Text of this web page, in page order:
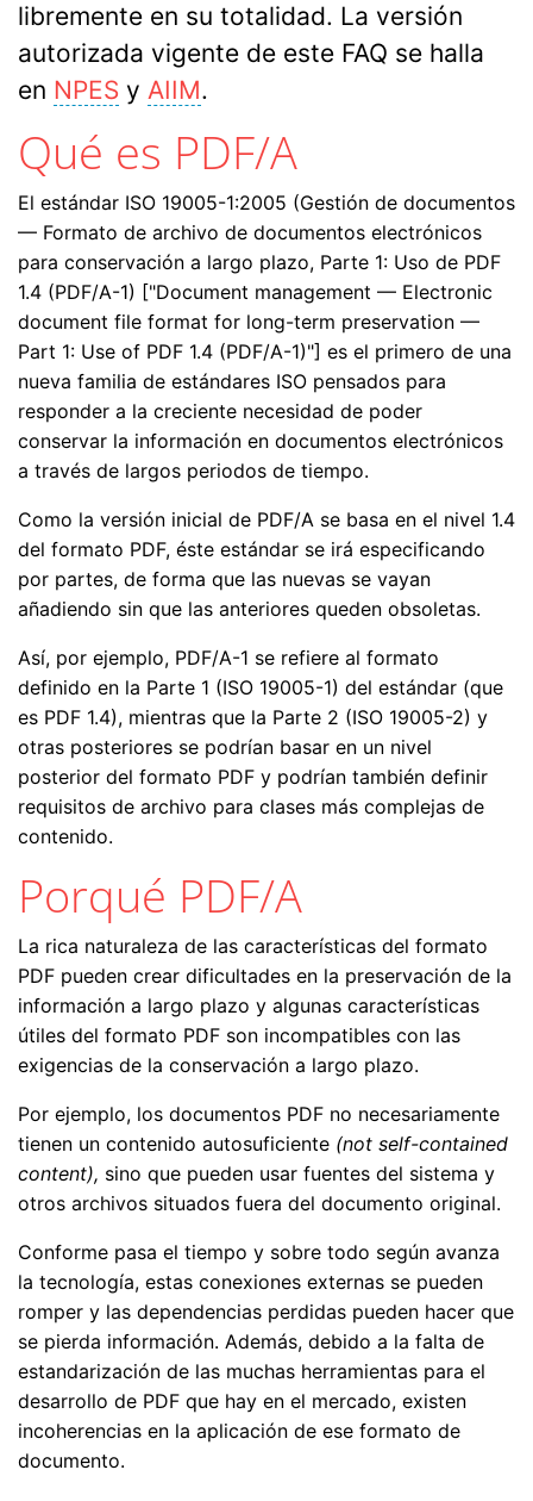
libremente en su totalidad. La versión
autorizada vigente de este FAQ se halla
en NPES y AIIM.
Qué es PDF/A
El estándar ISO 19005-1:2005 (Gestión de documentos
— Formato de archivo de documentos electrónicos
para conservación a largo plazo, Parte 1: Uso de PDF
1.4 (PDF/A-1) ["Document management — Electronic
document file format for long-term preservation —
Part 1: Use of PDF 1.4 (PDF/A-1)"] es el primero de una
nueva familia de estándares ISO pensados para
responder a la creciente necesidad de poder
conservar la información en documentos electrónicos
a través de largos periodos de tiempo.
Como la versión inicial de PDF/A se basa en el nivel 1.4
del formato PDF, éste estándar se irá especificando
por partes, de forma que las nuevas se vayan
añadiendo sin que las anteriores queden obsoletas.
Así, por ejemplo, PDF/A-1 se refiere al formato
definido en la Parte 1 (ISO 19005-1) del estándar (que
es PDF 1.4), mientras que la Parte 2 (ISO 19005-2) y
otras posteriores se podrían basar en un nivel
posterior del formato PDF y podrían también definir
requisitos de archivo para clases más complejas de
contenido.
Porqué PDF/A
La rica naturaleza de las características del formato
PDF pueden crear dificultades en la preservación de la
información a largo plazo y algunas características
útiles del formato PDF son incompatibles con las
exigencias de la conservación a largo plazo.
Por ejemplo, los documentos PDF no necesariamente
tienen un contenido autosuficiente (not self-contained
content), sino que pueden usar fuentes del sistema y
otros archivos situados fuera del documento original.
Conforme pasa el tiempo y sobre todo según avanza
la tecnología, estas conexiones externas se pueden
romper y las dependencias perdidas pueden hacer que
se pierda información. Además, debido a la falta de
estandarización de las muchas herramientas para el
desarrollo de PDF que hay en el mercado, existen
incoherencias en la aplicación de ese formato de
documento.